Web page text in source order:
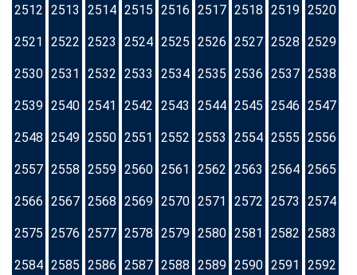
2512 2513 2514 2515 2516 2517 2518 2519 2520
2521 2522 2523 2524 2525 2526 2527 2528 2529
2530 2531 2532 2533 2534 2535 2536 2537 2538
2539 2540 2541 2542 2543 2544 2545 2546 2547
2548 2549 2550 2551 2552 2553 2554 2555 2556
2557 2558 2559 2560 2561 2562 2563 2564 2565
2566 2567 2568 2569 2570 2571 2572 2573 2574
2575 2576 2577 2578 2579 2580 2581 2582 2583
2584 2585 2586 2587 2588 2589 2590 2591 2592